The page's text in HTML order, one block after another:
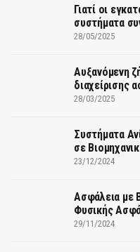
Γιατί οι
συστήματα
28/05/2025
Αυξανόμενη
διαχείρισης
28/03/2025
Συστήματα
σε
23/12/2024
Ασφάλεια με
Φυσικής
29/11/2024